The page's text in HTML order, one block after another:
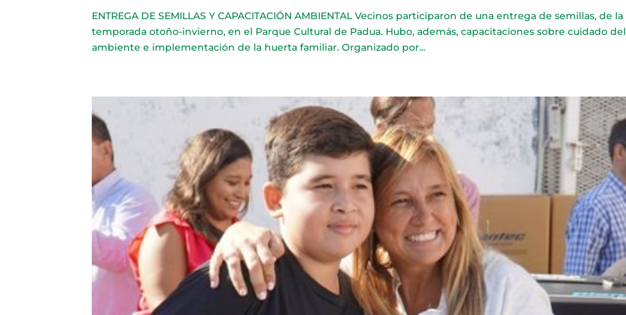
ENTREGA DE SEMILLAS Y CAPACITACIÓN AMBIENTAL Vecinos participaron de una entrega de semillas, de la
temporada otoño-invierno, en el Parque Cultural de Padua. Hubo, además, capacitaciones sobre cuidado del
ambiente e implementación de la huerta familiar. Organizado por...